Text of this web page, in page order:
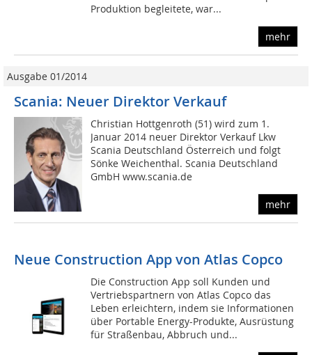
Produktion begleitete, war...
mehr
Ausgabe 01/2014
Scania: Neuer Direktor Verkauf
Christian Hottgenroth (51) wird zum 1.
Januar 2014 neuer Direktor Verkauf Lkw
Scania Deutschland Österreich und folgt
Sönke Weichenthal. Scania Deutschland
GmbH www.scania.de
mehr
Neue Construction App von Atlas Copco
Die Construction App soll Kunden und
Vertriebspartnern von Atlas Copco das
Leben erleichtern, indem sie Informationen
über Portable Energy-Produkte, Ausrüstung
für Straßenbau, Abbruch und...